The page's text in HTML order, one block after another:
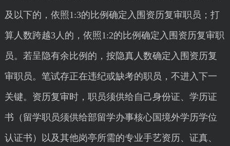
及以下的，依照1:3的比例确定入围资历复审职员；打
算人数跨越3人的，依照1:2的比例确定入围资历复审职
员。若呈隐有余比例的，按隐真人数确定入围资历复
审职员。笔试存正在违纪或缺考的职员，不进入下一
关键。资历复审时，职员须供给自己身份证、学历证
书（留学职员须供给部留学办事核心国境外学历学位
认证书）以及其他岗亭所需的专业手艺资历、证真、